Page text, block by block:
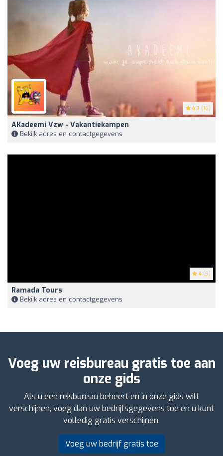
4.7 (16)
AKadeemi Vzw - Vakantiekampen
Bekijk adres en contactgegevens
4 (9)
Ramada Tours
Bekijk adres en contactgegevens
Voeg uw reisbureau gratis toe aan
onze gids
Als u een reisbureau beheert en in onze gids wilt
verschijnen, voeg dan uw bedrijfsgegevens toe en u kunt
volledig gratis verschijnen.
Voeg uw bedrijf gratis toe